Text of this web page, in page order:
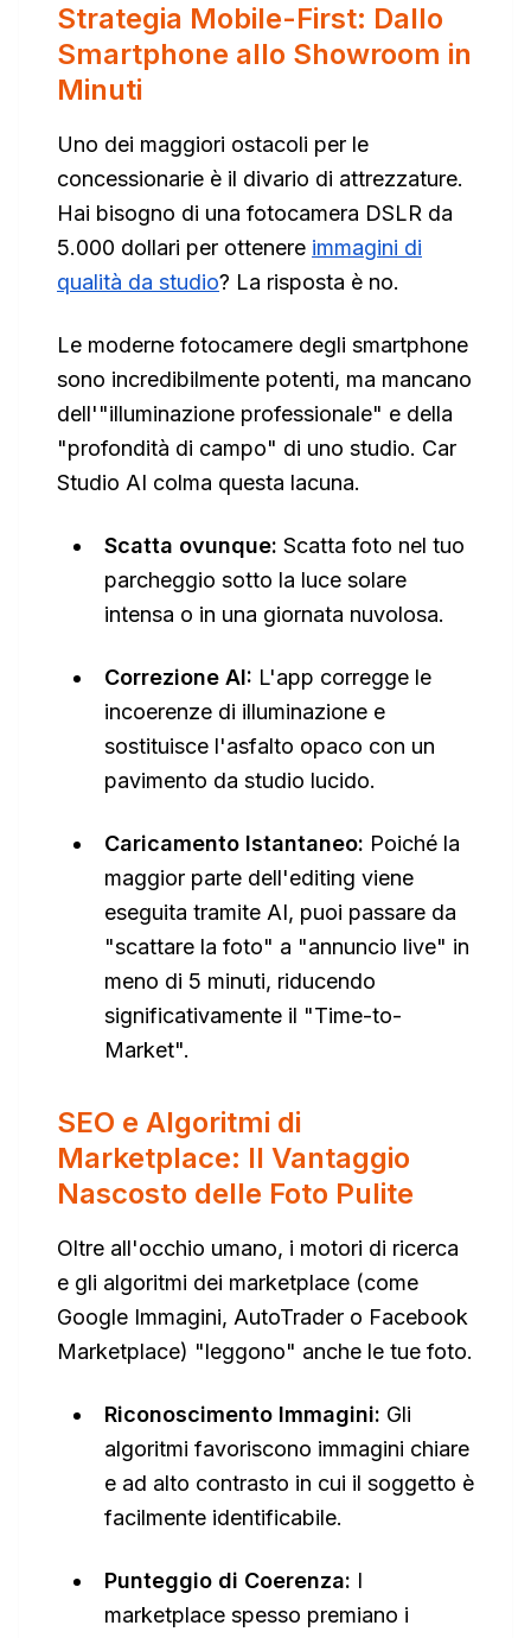
Strategia Mobile-First: Dallo
Smartphone allo Showroom in
Minuti
Uno dei maggiori ostacoli per le
concessionarie è il divario di attrezzature.
Hai bisogno di una fotocamera DSLR da
5.000 dollari per ottenere immagini di
qualità da studio? La risposta è no.
Le moderne fotocamere degli smartphone
sono incredibilmente potenti, ma mancano
dell'"illuminazione professionale" e della
"profondità di campo" di uno studio. Car
Studio AI colma questa lacuna.
Scatta ovunque: Scatta foto nel tuo
parcheggio sotto la luce solare
intensa o in una giornata nuvolosa.
Correzione AI: L'app corregge le
incoerenze di illuminazione e
sostituisce l'asfalto opaco con un
pavimento da studio lucido.
Caricamento Istantaneo: Poiché la
maggior parte dell'editing viene
eseguita tramite AI, puoi passare da
"scattare la foto" a "annuncio live" in
meno di 5 minuti, riducendo
significativamente il "Time-to-
Market".
SEO e Algoritmi di
Marketplace: Il Vantaggio
Nascosto delle Foto Pulite
Oltre all'occhio umano, i motori di ricerca
e gli algoritmi dei marketplace (come
Google Immagini, AutoTrader o Facebook
Marketplace) "leggono" anche le tue foto.
Riconoscimento Immagini: Gli
algoritmi favoriscono immagini chiare
e ad alto contrasto in cui il soggetto è
facilmente identificabile.
Punteggio di Coerenza: I
marketplace spesso premiano i